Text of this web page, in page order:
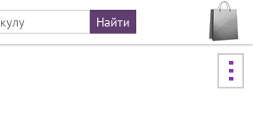
Jump to navigation